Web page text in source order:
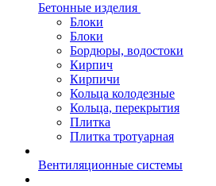
Бетонные изделия
Блоки
Блоки
Бордюры, водостоки
Кирпич
Кирпичи
Кольца колодезные
Кольца, перекрытия
Плитка
Плитка тротуарная
Вентиляционные системы